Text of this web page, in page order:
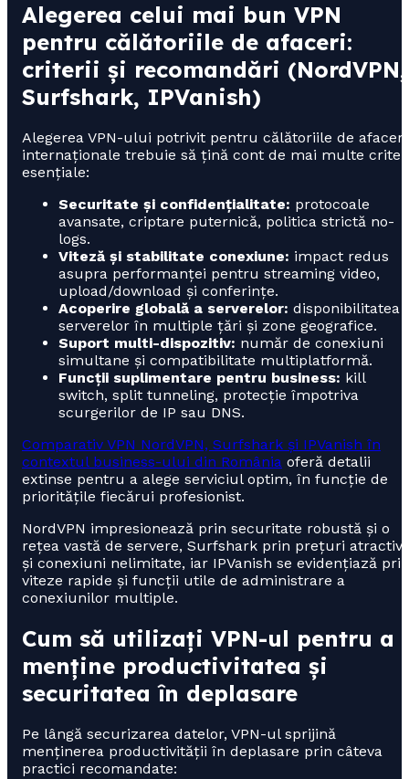
Alegerea celui mai bun VPN
pentru călătoriile de afaceri:
criterii și recomandări (NordVPN,
Surfshark, IPVanish)
Alegerea VPN-ului potrivit pentru călătoriile de afaceri
internaționale trebuie să țină cont de mai multe
esențiale:
Securitate și confidențialitate: protocoale
avansate, criptare puternică, politica strictă no-
logs.
Viteză și stabilitate conexiune: impact redus
asupra performanței pentru streaming video,
upload/download și conferințe.
Acoperire globală a serverelor: disponibilitatea
serverelor în multiple țări și zone geografice.
Suport multi-dispozitiv: număr de conexiuni
simultane și compatibilitate multiplatformă.
Funcții suplimentare pentru business: kill
switch, split tunneling, protecție împotriva
scurgerilor de IP sau DNS.
Comparativ VPN NordVPN, Surfshark și IPVanish în
contextul business-ului din România oferă detalii
extinse pentru a alege serviciul optim, în funcție de
prioritățile fiecărui profesionist.
NordVPN impresionează prin securitate robustă și o
rețea vastă de servere, Surfshark prin prețuri
și conexiuni nelimitate, iar IPVanish se evidențiază prin
viteze rapide și funcții utile de administrare a
conexiunilor multiple.
Cum să utilizați VPN-ul pentru a
menține productivitatea și
securitatea în deplasare
Pe lângă securizarea datelor, VPN-ul sprijină
menținerea productivității în deplasare prin câteva
practici recomandate: